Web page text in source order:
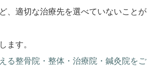
、適切な治療先を選べていないことが
ます。
る整骨院・整体・治療院・鍼灸院をご